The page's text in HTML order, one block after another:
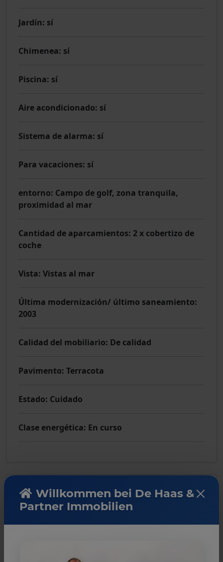
Jardín: sí
Chimenea: sí
Piscina: sí
Aire acondicionado: sí
Sistema de alarma: sí
Para vacaciones: sí
entorno: Campo de golf, zona tranquila,
proximidad al mar
Cantidad de aparcamientos: 2 x cobertizo de
coche
Vista: Vistas al mar
Última modernización/ último saneamiento:
2003
Calidad del mobiliario: De calidad
Pavimento: Terracota
Estado: Cuidado
Clase energética: En curso
Comisión
No hay comisión para el comprador.
Willkommen bei De Haas &
Partner Immobilien